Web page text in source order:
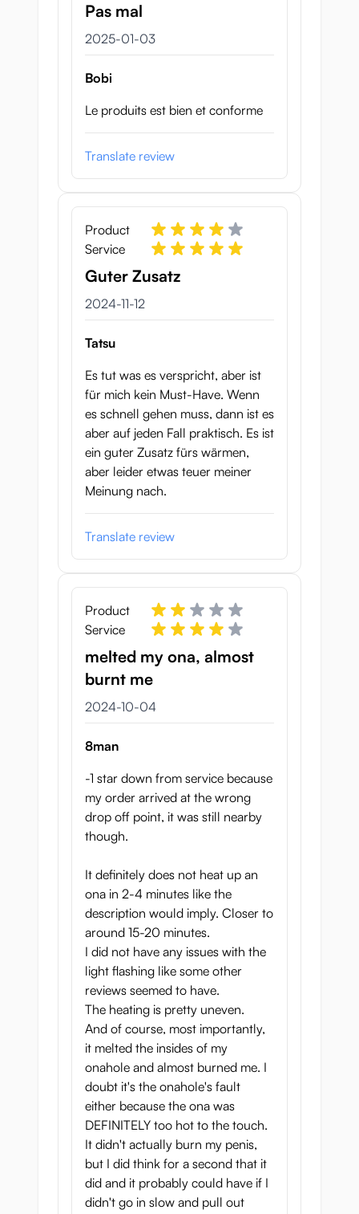
Pas mal
3 januari 2025
2025-01-03
Bobi
Le produits est bien et conforme
Translate review
Product
Service
Guter Zusatz
12 november 2024
2024-11-12
Tatsu
Es tut was es verspricht, aber ist
für mich kein Must-Have. Wenn
es schnell gehen muss, dann ist es
aber auf jeden Fall praktisch. Es ist
ein guter Zusatz fürs wärmen,
aber leider etwas teuer meiner
Meinung nach.
Translate review
Product
Service
melted my ona, almost
burnt me
4 oktober 2024
2024-10-04
8man
-1 star down from service because
my order arrived at the wrong
drop off point, it was still nearby
though.
It definitely does not heat up an
ona in 2-4 minutes like the
description would imply. Closer to
around 15-20 minutes.
I did not have any issues with the
light flashing like some other
reviews seemed to have.
The heating is pretty uneven.
And of course, most importantly,
it melted the insides of my
onahole and almost burned me. I
doubt it's the onahole's fault
either because the ona was
DEFINITELY too hot to the touch.
It didn't actually burn my penis,
but I did think for a second that it
did and it probably could have if I
didn't go in slow and pull out